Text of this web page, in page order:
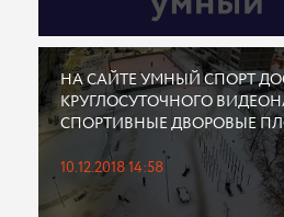
НА САЙТЕ УМНЫЙ СПОРТ
КРУГЛОСУТОЧНОГО
СПОРТИВНЫЕ ДВОРОВЫЕ
10.12.2018 14:58